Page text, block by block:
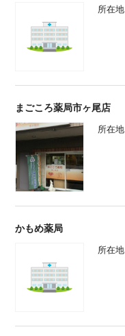
所在地
まごころ薬局市ヶ尾店
所在地
かもめ薬局
所在地